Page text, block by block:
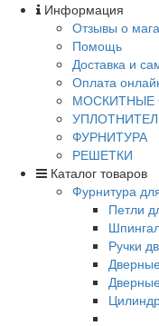
Информация
Отзывы о
Помощь
Доставка и
Оплата
МОСКИТНЫЕ
ФУРНИТУРА
РЕШЕТКИ
Каталог товаров
Фурнитура
Петли
Ручки